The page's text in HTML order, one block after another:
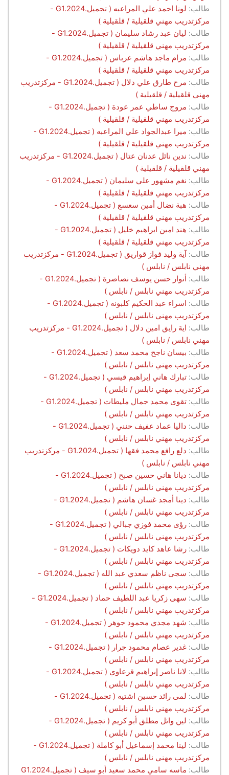
طالب:
لونا احمد علي المراعبه ( تجميل.G1.2024 -
مركزتدريب مهني قلقيلية / قلقيلية )
طالب:
ليان عبد رشاد سليمان ( تجميل.G1.2024 -
مركزتدريب مهني قلقيلية / قلقيلية )
طالب:
مرام ماجد هاشم عرباس ( تجميل.G1.2024 -
مركزتدريب مهني قلقيلية / قلقيلية )
طالب:
مرح طارق علي دلال ( تجميل.G1.2024 - مركزتدريب
مهني قلقيلية / قلقيلية )
طالب:
مروج ساطي عمر عودة ( تجميل.G1.2024 -
مركزتدريب مهني قلقيلية / قلقيلية )
طالب:
ميرا عبدالجواد علي المراعبه ( تجميل.G1.2024 -
مركزتدريب مهني قلقيلية / قلقيلية )
طالب:
ندين نائل عدنان عتال ( تجميل.G1.2024 - مركزتدريب
مهني قلقيلية / قلقيلية )
طالب:
نغم مشهور علي سليمان ( تجميل.G1.2024 -
مركزتدريب مهني قلقيلية / قلقيلية )
طالب:
هبة نضال أمين سعسع ( تجميل.G1.2024 -
مركزتدريب مهني قلقيلية / قلقيلية )
طالب:
هند امين ابراهيم خليل ( تجميل.G1.2024 -
مركزتدريب مهني قلقيلية / قلقيلية )
طالب:
آية وليد فواز قواريق ( تجميل.G1.2024 - مركزتدريب
مهني نابلس / نابلس )
طالب:
أنوار حسن يوسف نصاصرة ( تجميل.G1.2024 -
مركزتدريب مهني نابلس / نابلس )
طالب:
اسراء عبد الحكيم كلبونه ( تجميل.G1.2024 -
مركزتدريب مهني نابلس / نابلس )
طالب:
اية رايق امين دلال ( تجميل.G1.2024 - مركزتدريب
مهني نابلس / نابلس )
طالب:
بيسان ناجح محمد سعد ( تجميل.G1.2024 -
مركزتدريب مهني نابلس / نابلس )
طالب:
تبارك هاني إبراهيم قيسي ( تجميل.G1.2024 -
مركزتدريب مهني نابلس / نابلس )
طالب:
تقوى محمد جمال مليطات ( تجميل.G1.2024 -
مركزتدريب مهني نابلس / نابلس )
طالب:
داليا عماد عفيف حنني ( تجميل.G1.2024 -
مركزتدريب مهني نابلس / نابلس )
طالب:
دلع رافع محمد فقها ( تجميل.G1.2024 - مركزتدريب
مهني نابلس / نابلس )
طالب:
ديانا هاني حسين صبح ( تجميل.G1.2024 -
مركزتدريب مهني نابلس / نابلس )
طالب:
دينا أمجد غسان هاشم ( تجميل.G1.2024 -
مركزتدريب مهني نابلس / نابلس )
طالب:
رؤى محمد فوزي جبالي ( تجميل.G1.2024 -
مركزتدريب مهني نابلس / نابلس )
طالب:
رشا عاهد كايد دويكات ( تجميل.G1.2024 -
مركزتدريب مهني نابلس / نابلس )
طالب:
سجى ناظم سعدي عبد الله ( تجميل.G1.2024 -
مركزتدريب مهني نابلس / نابلس )
طالب:
سهى زكريا عبد اللطيف حماد ( تجميل.G1.2024 -
مركزتدريب مهني نابلس / نابلس )
طالب:
شهد مجدي محمود جوهر ( تجميل.G1.2024 -
مركزتدريب مهني نابلس / نابلس )
طالب:
غدير عصام محمود جرار ( تجميل.G1.2024 -
مركزتدريب مهني نابلس / نابلس )
طالب:
لانا ناصر إبراهيم قرعاوي ( تجميل.G1.2024 -
مركزتدريب مهني نابلس / نابلس )
طالب:
لمى رائد حسين اشتيه ( تجميل.G1.2024 -
مركزتدريب مهني نابلس / نابلس )
طالب:
لين وائل مطلق أبو كريم ( تجميل.G1.2024 -
مركزتدريب مهني نابلس / نابلس )
طالب:
لينا محمد إسماعيل أبو كاملة ( تجميل.G1.2024 -
مركزتدريب مهني نابلس / نابلس )
طالب:
ماسه سامي محمد سعيد أبو سيف ( تجميل.G1.2024